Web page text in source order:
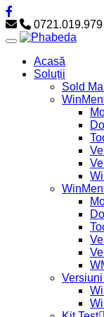
0721.019.979
Acasă
Soluții
Sold